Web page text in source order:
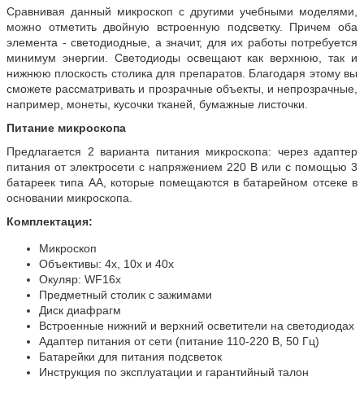
Сравнивая данный микроскоп с другими учебными моделями,
можно отметить двойную встроенную подсветку. Причем оба
элемента - светодиодные, а значит, для их работы потребуется
минимум энергии. Светодиоды освещают как верхнюю, так и
нижнюю плоскость столика для препаратов. Благодаря этому вы
сможете рассматривать и прозрачные объекты, и непрозрачные,
например, монеты, кусочки тканей, бумажные листочки.
Питание микроскопа
Предлагается 2 варианта питания микроскопа: через адаптер
питания от электросети с напряжением 220 В или с помощью 3
батареек типа АА, которые помещаются в батарейном отсеке в
основании микроскопа.
Комплектация:
Микроскоп
Объективы: 4х, 10х и 40х
Окуляр: WF16х
Предметный столик с зажимами
Диск диафрагм
Встроенные нижний и верхний осветители на светодиодах
Адаптер питания от сети (питание 110-220 В, 50 Гц)
Батарейки для питания подсветок
Инструкция по эксплуатации и гарантийный талон